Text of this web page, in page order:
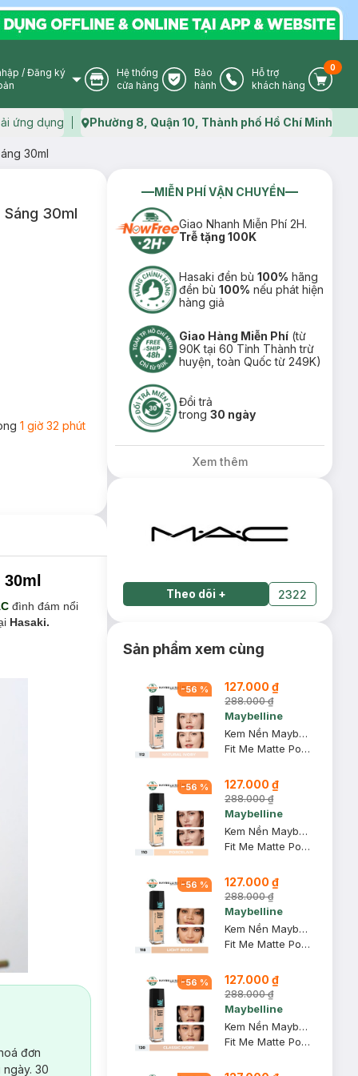
User Icon
/ Đăng ký
Store Icon
Hệ thống
cửa hàng
Warranty Icon
Bảo
hành
Phone Icon
Hỗ trợ
khách hàng
Cart
0
ứng dụng Map icon
Phường 8, Quận 10, Thành phố Hồ Chí Minh
30ml
Sáng 30ml
1 giờ 32 phút
30ml
đình đám nổi
Hasaki.
đơn
30
MIỄN PHÍ VẬN CHUYỂN
Giao Nhanh Miễn Phí 2H.
Trễ tặng 100K
Hasaki đền bù100% hãng
đền bù100% nếu phát hiện
hàng giả
Giao Hàng Miễn Phí (từ
90K tại 60 Tỉnh Thành trừ
huyện, toàn Quốc từ 249K)
Đổi trả
trong30 ngày
Xem thêm
Theo dõi + 2322
Sản phẩm xem cùng
-56 % 127.000 ₫
288.000 ₫
Maybelline
Kem Nền Maybelline Mịn Nhẹ Kiềm Dầu Chống Nắng #112 30ml
Fit Me Matte Poreless Foundation SPF 22 PA+++ #112 Natural Ivory
-56 % 127.000 ₫
288.000 ₫
Maybelline
Kem Nền Maybelline Mịn Nhẹ Kiềm Dầu Chống Nắng #110 30ml
Fit Me Matte Poreless Foundation SPF 22 PA+++ #110 Porcelain
-56 % 127.000 ₫
288.000 ₫
Maybelline
Kem Nền Maybelline Mịn Nhẹ Kiềm Dầu Chống Nắng #118 30ml
Fit Me Matte Poreless Foundation SPF 22 - 118 Light Beige
-56 % 127.000 ₫
288.000 ₫
Maybelline
Kem Nền Maybelline Mịn Nhẹ Kiềm Dầu Chống Nắng #120 30ml
Fit Me Matte Poreless Foundation SPF 22 PA+++ #120 Classic Ivory